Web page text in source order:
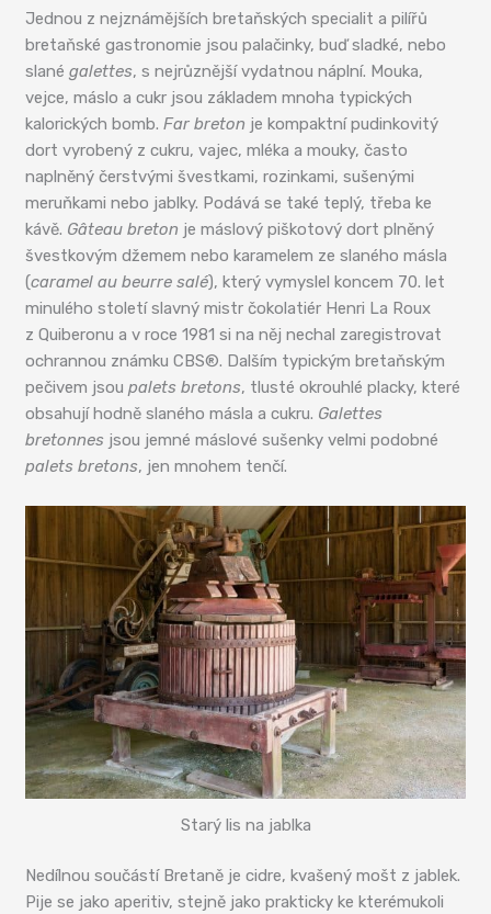
Jednou z nejznámějších bretaňských specialit a pilířů
bretaňské gastronomie jsou palačinky, buď sladké, nebo
slané galettes, s nejrůznější vydatnou náplní. Mouka,
vejce, máslo a cukr jsou základem mnoha typických
kalorických bomb.Far breton je kompaktní pudinkovitý
dort vyrobený z cukru, vajec, mléka a mouky, často
naplněný čerstvými švestkami, rozinkami, sušenými
meruňkami nebo jablky. Podává se také teplý, třeba ke
kávě. Gâteau breton je máslový piškotový dort plněný
švestkovým džemem nebo karamelem ze slaného másla
(caramel au beurre salé), který vymyslel koncem 70. let
minulého století slavný mistr čokolatiér Henri La Roux
z Quiberonu a v roce 1981 si na něj nechal zaregistrovat
ochrannou známku CBS®. Dalším typickým bretaňským
pečivem jsoupalets bretons, tlusté okrouhlé placky, které
obsahují hodně slaného másla a cukru. Galettes
bretonnes jsou jemné máslové sušenky velmi podobné
palets bretons, jen mnohem tenčí.
Starý lis na jablka
Nedílnou součástí Bretaně je cidre, kvašený mošt z jablek.
Pije se jako aperitiv, stejně jako prakticky ke kterémukoli